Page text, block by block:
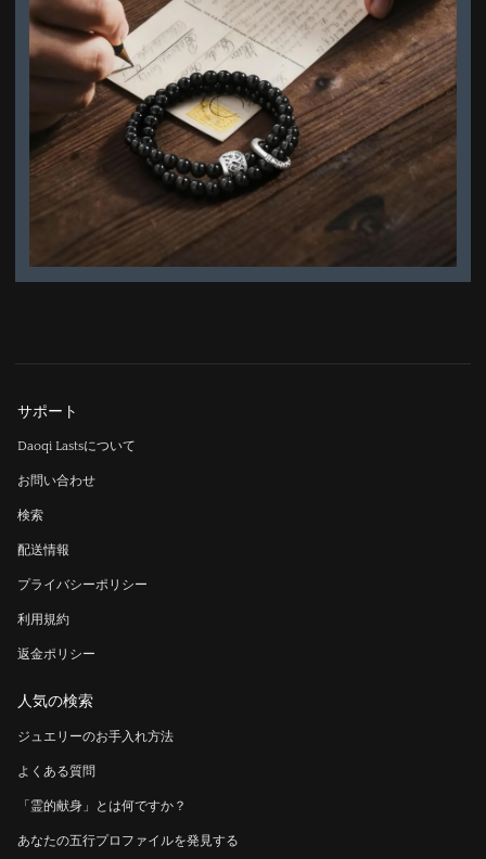
サポート
Daoqi Lastsについて
お問い合わせ
検索
配送情報
プライバシーポリシー
利用規約
返金ポリシー
人気の検索
ジュエリーのお手入れ方法
よくある質問
「霊的献身」とは何ですか？
あなたの五行プロファイルを発見する